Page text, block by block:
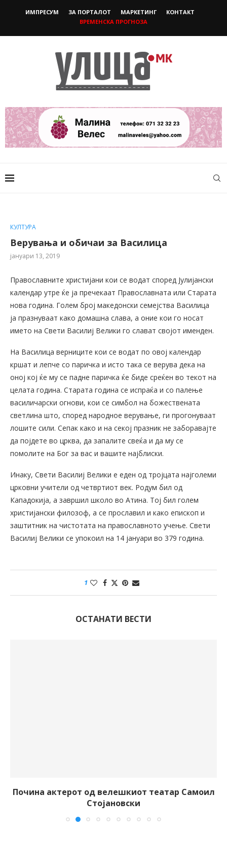
ИМПРЕСУМ ЗА ПОРТАЛОТ МАРКЕТИНГ
КОНТАКТ
ВРЕМЕНСКА ПРОГНОЗА
КУЛТУРА
Верувања и обичаи за Василица
јануари 13, 2019
Православните христијани кои се водат според Јулијански
календар утре ќе ја пречекаат Православната или Старата
нова година. Голем број македонски семејства Василица
ја празнуваат како домашна слава, а оние кои го носат
името на Свети Василиј Велики го слават својот именден.
На Василица верниците кои се водат по овој календар
кршат и лепче со паричка и исто така се верува дека на
оној кој ќе му се падне паричка ќе биде среќен во текот на
целата година. Старата година се испраќа и со палење
василичарски огнови, кои се симбол на божествената
светлина што, според народное верување, ги прогонуваат
лошите сили. Сепак како и на секој празник не заборавајте
да појдете во црква, да запалите свеќа и да му се
помолите на Бог за вас и вашите најблиски.
Инаку, Свети Василиј Велики е еден од тројцата најголеми
црковни учители од четвртиот век. Родум бил од
Кападокија, а завршил школо во Атина. Тој бил голем
христијански филозоф, а се прославил и како епископ и
заштитник на чистотата на православното учење. Свети
Василиј Велики се упокоил на 14 јануари во 379 година.
1
ОСТАНАТИ ВЕСТИ
Почина актерот од велешкиот театар Самоил
Стојановски